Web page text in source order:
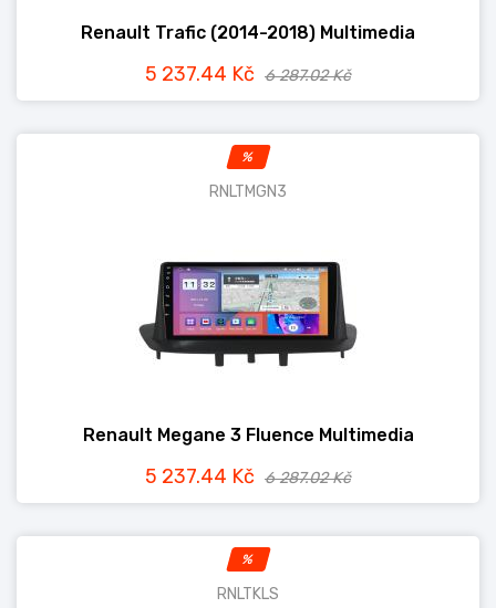
Renault Trafic (2014-2018) Multimedia
5 237.44 Kč 6 287.02 Kč
%
RNLTMGN3
Renault Megane 3 Fluence Multimedia
5 237.44 Kč 6 287.02 Kč
%
RNLTKLS